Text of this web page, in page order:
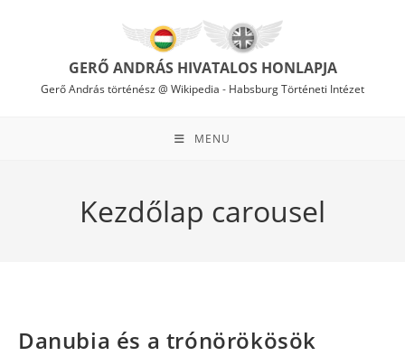
GERŐ ANDRÁS HIVATALOS HONLAPJA
Gerő András történész @ Wikipedia - Habsburg Történeti Intézet
MENU
Kezdőlap carousel
Danubia és a trónörökösök